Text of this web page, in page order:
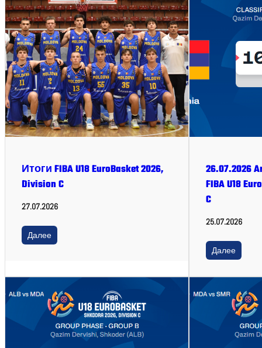
Итоги FIBA U18 EuroBasket 2026,
Division C
27.07.2026
Далее
26.07.2026
FIBA U18
C
25.07.2026
Далее